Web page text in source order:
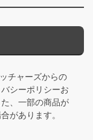
チャーズからの
シーポリシーお
、一部の商品が
があります。